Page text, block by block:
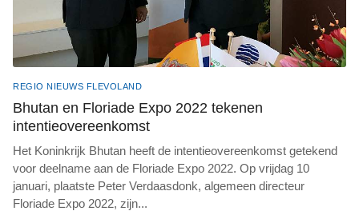
REGIO NIEUWS FLEVOLAND
Bhutan en Floriade Expo 2022 tekenen
intentieovereenkomst
Het Koninkrijk Bhutan heeft de intentieovereenkomst getekend
voor deelname aan de Floriade Expo 2022. Op vrijdag 10
januari, plaatste Peter Verdaasdonk, algemeen directeur
Floriade Expo 2022, zijn...